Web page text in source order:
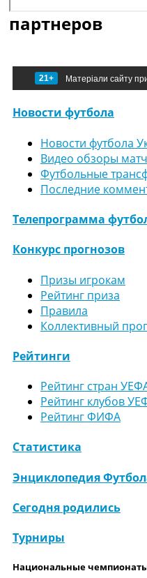
партнеров
21+ Матеріали сайту
Новости футбола
Новости футбола
Видео обзоры
Футбольные
Последние
Телепрограмма
Конкурс прогнозов
Призы игрокам
Рейтинг приза
Правила
Коллективный
Рейтинги
Рейтинг стран
Рейтинг клубов
Рейтинг ФИФА
Статистика
Энциклопедия
Сегодня родились
Турниры
Национальные